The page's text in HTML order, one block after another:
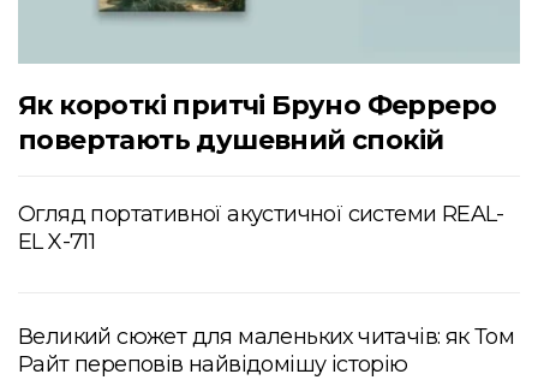
Як короткі притчі Бруно Ферреро
повертають душевний спокій
Огляд портативної акустичної системи REAL-
EL X-711
Великий сюжет для маленьких читачів: як Том
Райт переповів найвідомішу історію